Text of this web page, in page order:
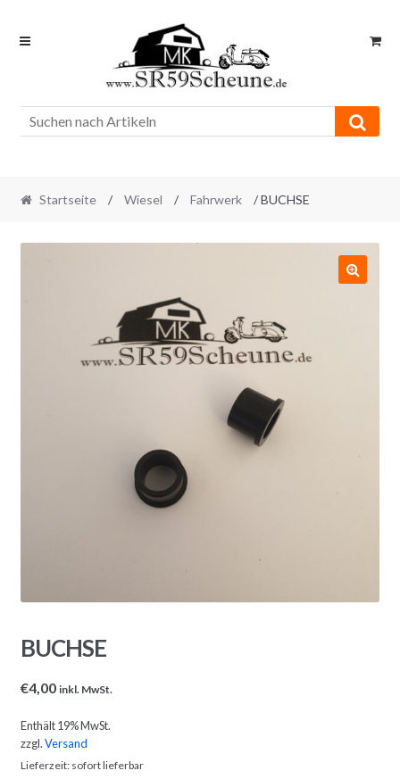
Skip
Skip
Startseite / Wiesel / Fahrwerk / BUCHSE
BUCHSE
€4,00 inkl. MwSt.
Enthält 19% MwSt.
zzgl.Versand
Lieferzeit: sofort lieferbar